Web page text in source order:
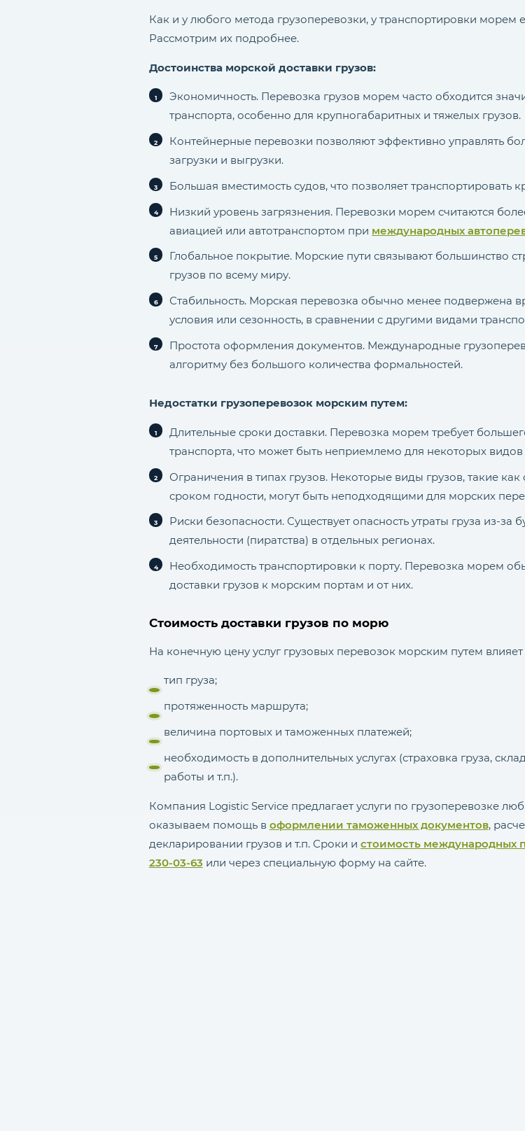
Как и у любого метода грузоперевозки, у транспортировки морем
Рассмотрим их подробнее.
Достоинства морской доставки грузов:
Экономичность. Перевозка грузов морем часто обходится
транспорта, особенно для крупногабаритных и тяжелых грузов.
Контейнерные перевозки позволяют эффективно управлять
загрузки и выгрузки.
Большая вместимость судов, что позволяет транспортировать
Низкий уровень загрязнения. Перевозки морем считаются
авиацией или автотранспортом при международных
Глобальное покрытие. Морские пути связывают большинство
грузов по всему миру.
Стабильность. Морская перевозка обычно менее подвержена
условия или сезонность, в сравнении с другими видами
Простота оформления документов. Международные
алгоритму без большого количества формальностей.
Недостатки грузоперевозок морским путем:
Длительные сроки доставки. Перевозка морем требует
транспорта, что может быть неприемлемо для некоторых видов
Ограничения в типах грузов. Некоторые виды грузов, такие
сроком годности, могут быть неподходящими для морских
Риски безопасности. Существует опасность утраты груза из-
деятельности (пиратства) в отдельных регионах.
Необходимость транспортировки к порту. Перевозка морем
доставки грузов к морским портам и от них.
Стоимость доставки грузов по морю
На конечную цену услуг грузовых перевозок морским путем
тип груза;
протяженность маршрута;
величина портовых и таможенных платежей;
необходимость в дополнительных услугах (страховка груза,
работы и т.п.).
Компания Logistic Service предлагает услуги по грузоперевозке
оказываем помощь в оформлении таможенных документов,
декларировании грузов и т.п. Сроки и стоимость международных
230-03-63 или через специальную форму на сайте.